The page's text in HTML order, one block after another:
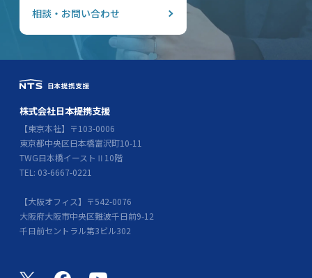
相談・お問い合わせ
株式会社日本提携支援
【東京本社】〒103-0006
東京都中央区日本橋富沢町10-11
TWG日本橋イーストⅡ10階
TEL: 03-6667-0221
【大阪オフィス】〒542-0076
大阪府大阪市中央区難波千日前9-12
千日前セントラル第3ビル302